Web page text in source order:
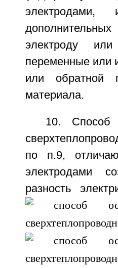
электродами,
электроду
переменные или
или обратной
материала.
10. Способ
по п.9,
электродами
разность